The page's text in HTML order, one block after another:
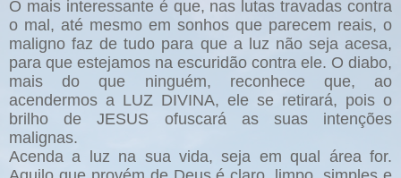
O mais interessante é que, nas lutas travadas contra
o mal, até mesmo em sonhos que parecem reais, o
maligno faz de tudo para que a luz não seja acesa,
para que estejamos na escuridão contra ele. O diabo,
mais do que ninguém, reconhece que, ao
acendermos a LUZ DIVINA, ele se retirará, pois o
brilho de JESUS ofuscará as suas intenções
malignas.
Acenda a luz na sua vida, seja em qual área for.